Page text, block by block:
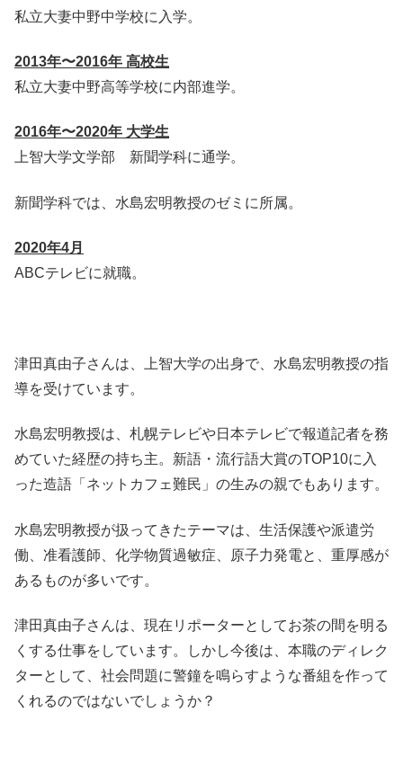
私立大妻中野中学校に入学。
2013年〜2016年 高校生
私立大妻中野高等学校に内部進学。
2016年〜2020年 大学生
上智大学文学部 新聞学科に通学。
新聞学科では、水島宏明教授のゼミに所属。
2020年4月
ABCテレビに就職。
津田真由子さんは、上智大学の出身で、水島宏明教授の指
導を受けています。
水島宏明教授は、札幌テレビや日本テレビで報道記者を務
めていた経歴の持ち主。新語・流行語大賞のTOP10に入
った造語「ネットカフェ難民」の生みの親でもあります。
水島宏明教授が扱ってきたテーマは、生活保護や派遣労
働、准看護師、化学物質過敏症、原子力発電と、重厚感が
あるものが多いです。
津田真由子さんは、現在リポーターとしてお茶の間を明る
くする仕事をしています。しかし今後は、本職のディレク
ターとして、社会問題に警鐘を鳴らすような番組を作って
くれるのではないでしょうか？